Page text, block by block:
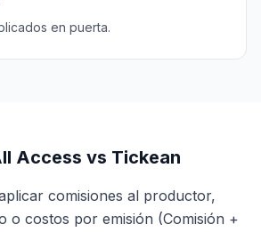
en puerta.
Access vs Tickean
comisiones al productor,
o costos por emisión (Comisión +